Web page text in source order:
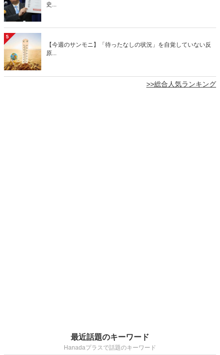
史...
5
【今週のサンモニ】「待ったなしの状況」を自覚していない反
原...
>>総合人気ランキング
最近話題のキーワード
Hanadaプラスで話題のキーワード